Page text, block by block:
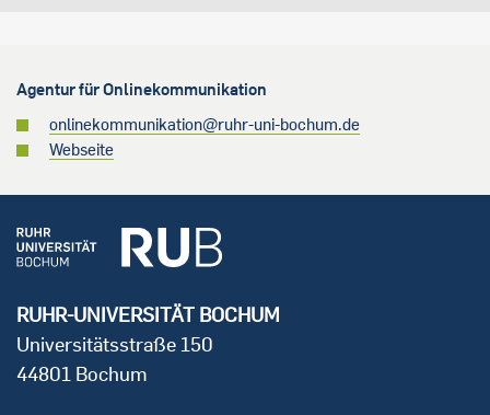
Agentur für Onlinekommunikation
onlinekommunikation@ruhr-uni-bochum.de
Webseite
RUHR-UNIVERSITÄT BOCHUM
Universitätsstraße 150
44801 Bochum